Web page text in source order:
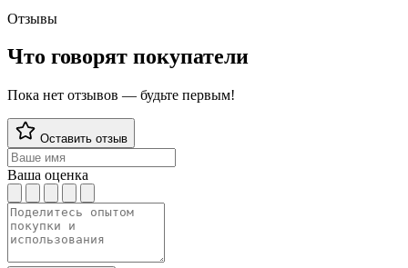
Отзывы
Что говорят покупатели
Пока нет отзывов — будьте первым!
Оставить отзыв
Ваша оценка